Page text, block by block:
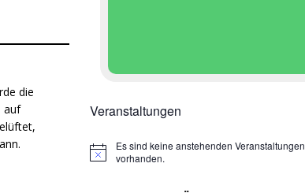
die
auf
Veranstaltungen
H
Es sind keine anstehenden Veranstaltungen
vorhanden.